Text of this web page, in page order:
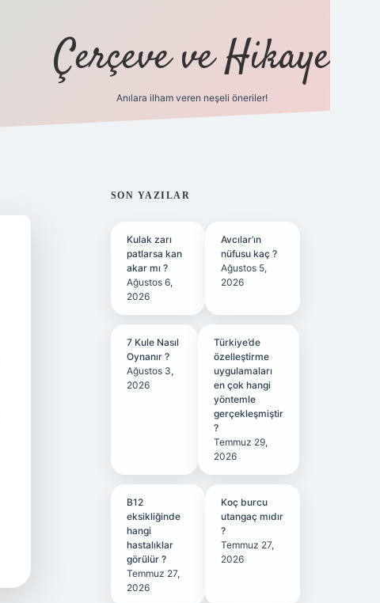
Çerçeve ve Hikaye
Anılara ilham veren neşeli öneriler!
SIDEBAR
SON YAZILAR
Kulak zarı
patlarsa kan
akar mı ?
Ağustos 6,
2026
Avcılar’ın
nüfusu kaç ?
Ağustos 5,
2026
7 Kule Nasıl
Oynanır ?
Ağustos 3,
2026
Türkiye’de
özelleştirme
uygulamaları
en çok hangi
yöntemle
gerçekleşmiştir
?
Temmuz 29,
2026
B12
eksikliğinde
hangi
hastalıklar
görülür ?
Temmuz 27,
2026
Koç burcu
utangaç mıdır
?
Temmuz 27,
2026